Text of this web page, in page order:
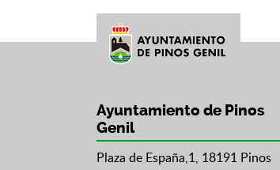
Ayuntamiento de Pinos
Genil
Plaza de España,1, 18191 Pinos